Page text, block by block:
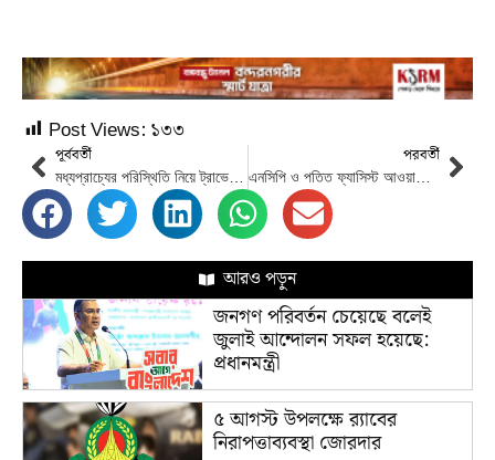
Post Views: ১৩৩
পূর্ববর্তী পরবর্তী
এনসিপি ও পতিত ফ্যাসিস্ট আওয়ামী লীগ একসাথে থাকতে পারে না: নাহিদ ইসলাম
আরও পড়ুন
জনগণ পরিবর্তন চেয়েছে বলেই
জুলাই আন্দোলন সফল হয়েছে:
প্রধানমন্ত্রী
৫ আগস্ট উপলক্ষে র‌্যাবের
নিরাপত্তাব্যবস্থা জোরদার